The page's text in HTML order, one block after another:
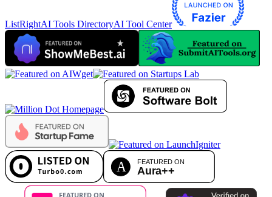
ListRightAI Tools DirectoryAI Tool Center